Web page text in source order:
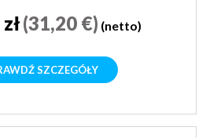
(31,20 €) (netto)
SZCZEGÓŁY